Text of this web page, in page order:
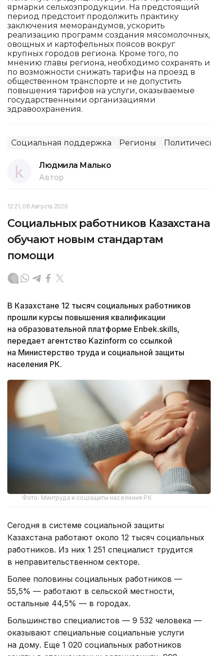
ярмарки сельхозпродукции. На предстоящий
период предстоит продолжить практику
заключения меморандумов, ускорить
реализацию программ создания мясомолочных,
овощных и картофельных поясов вокруг
крупных городов региона. Кроме того, по
мнению главы региона, необходимо сохранять и
по возможности снижать тарифы на проезд в
общественном транспорте и не допустить
повышения тарифов на услуги, оказываемые
государственными организациями
здравоохранения.
Социальная поддержка Регионы
Людмила Малько
Автор
12:21, 06 Августа 2026
Социальных работников Казахстана
обучают новым стандартам
помощи
В Казахстане 12 тысяч социальных работников
прошли курсы повышения квалификации
на образовательной платформе Enbek.skills,
передает агентство Kazinform со ссылкой
на Министерство труда и социальной защиты
населения РК.
Фото: Минтруда и соцзащиты населения РК
Сегодня в системе социальной защиты
Казахстана работают около 12 тысяч социальных
работников. Из них 1 251 специалист трудится
в неправительственном секторе.
Более половины социальных работников —
55,5% — работают в сельской местности,
остальные 44,5% — в городах.
Большинство специалистов — 9 532 человека —
оказывают специальные социальные услуги
на дому. Еще 1 020 социальных работников